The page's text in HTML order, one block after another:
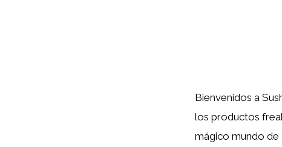
Bienvenidos a
los productos
mágico mundo de